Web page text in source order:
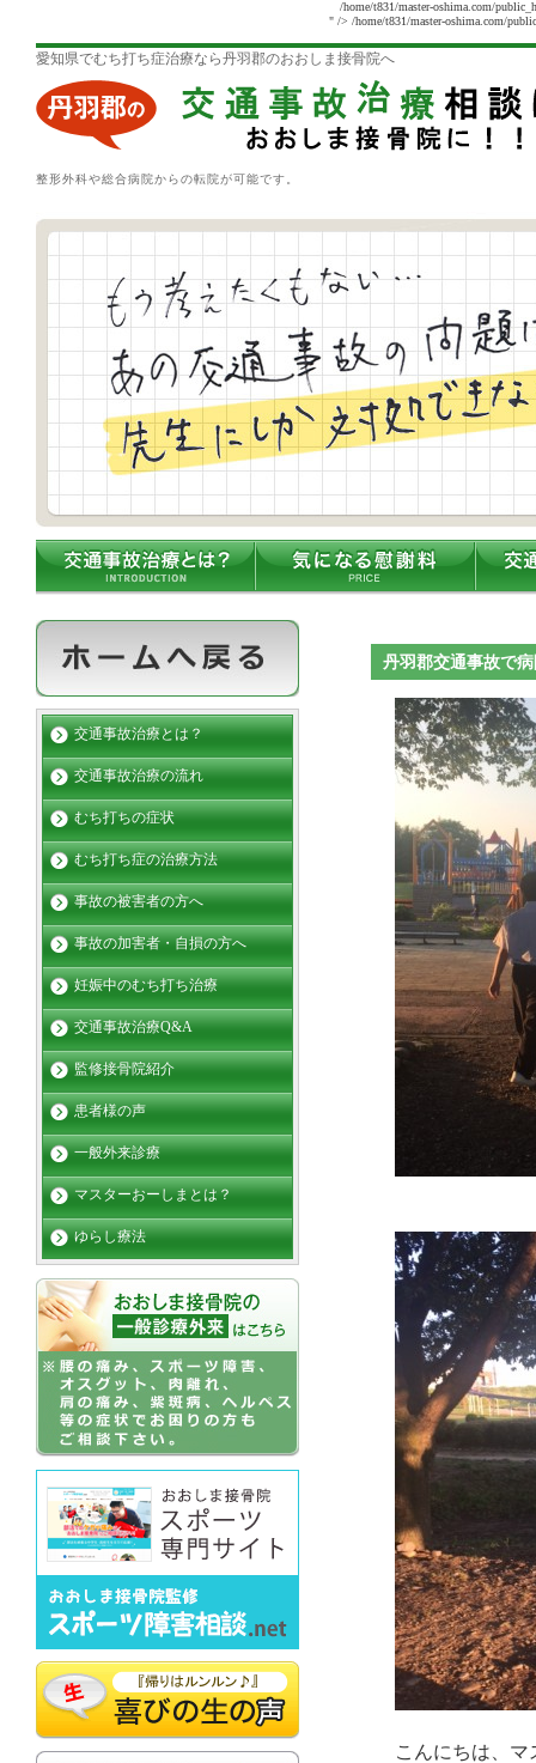
/home/t831/master-oshima.com/
" /> /home/t831/master-oshima.com/
愛知県でむち打ち症治療なら丹羽郡のおおしま接骨院へ
整形外科や総合病院からの転院が可能です。
丹羽郡交通事故で
こんにちは、
交通事故治療とは？
交通事故治療の流れ
むち打ちの症状
むち打ち症の治療方法
事故の被害者の方へ
事故の加害者・自損の方へ
妊娠中のむち打ち治療
交通事故治療Q&A
監修接骨院紹介
患者様の声
一般外来診療
マスターおーしまとは？
ゆらし療法